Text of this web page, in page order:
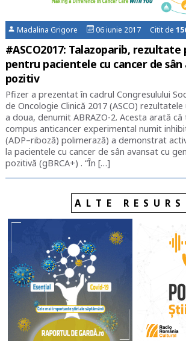
Madalina Grigore 06 iunie 2017 Citit de
#ASCO2017: Talazoparib,
pentru pacientele cu cancer de sân
pozitiv
Pfizer a prezentat în cadrul Congresulului
de Oncologie Clinică 2017 (ASCO)
a doua, denumit ABRAZO-2. Acesta arată
compus anticancer experimental numit
(ADP–riboză) polimerază) a demonstrat
la pacientele cu cancer de sân avansat cu
pozitivă (gBRCA+) . “În […]
ALTE